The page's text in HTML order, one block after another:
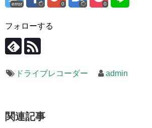
error 0 0
フォローする
ドライブレコーダー admin
関連記事